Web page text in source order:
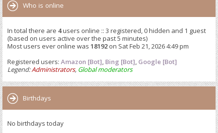
e
t
p
s
t
e
l
a
t
e
t
Who is online
In total there are 4users online :: 3 registered, 0 hidden and 1 guest
(based on users active over the past 5 minutes)
Most users ever online was 18192 on Sat Feb 21, 2026 4:49 pm
Registered users: Amazon [Bot], Bing [Bot], Google [Bot]
Legend:Administrators, Global moderators
Birthdays
No birthdays today